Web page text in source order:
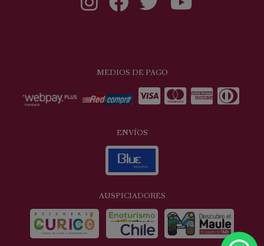
MEDIOS DE PAGO
ENVÍOS
AUSPICIADORES